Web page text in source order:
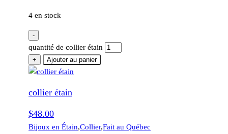
4 en stock
-
quantité de collier étain
+ Ajouter au panier
collier étain
$48.00
Bijoux en Étain,Collier,Fait au Québec